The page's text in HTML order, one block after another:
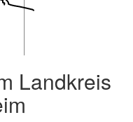
Landkreis